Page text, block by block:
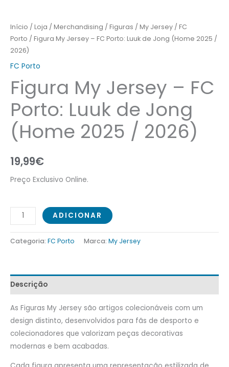
Início / Loja / Merchandising / Figuras / My Jersey / FC
Porto / Figura My Jersey – FC Porto: Luuk de Jong (Home 2025 /
2026)
FC Porto
Figura My Jersey – FC
Porto: Luuk de Jong
(Home 2025 / 2026)
19,99€
Preço Exclusivo Online.
2026)
ADICIONAR
Categoria: FC Porto Marca: My Jersey
Descrição
As Figuras My Jersey são artigos colecionáveis com um
design distinto, desenvolvidos para fãs de desporto e
colecionadores que valorizam peças decorativas
modernas e bem acabadas.